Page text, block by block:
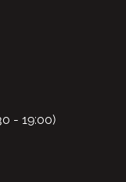
- 19:00)